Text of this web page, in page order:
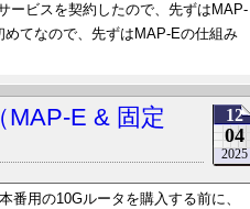
ービスを契約したので、先ずはMAP-
てなので、先ずはMAP-Eの仕組み
12
04
2025
E & 固定
用の10Gルータを購入する前に、